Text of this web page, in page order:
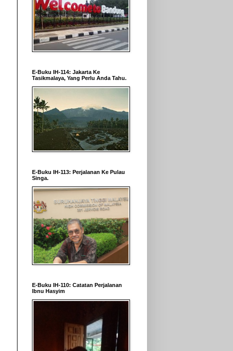
E-Buku IH-114: Jakarta Ke
Tasikmalaya, Yang Perlu Anda Tahu.
E-Buku IH-113: Perjalanan Ke Pulau
Singa.
E-Buku IH-110: Catatan Perjalanan
Ibnu Hasyim